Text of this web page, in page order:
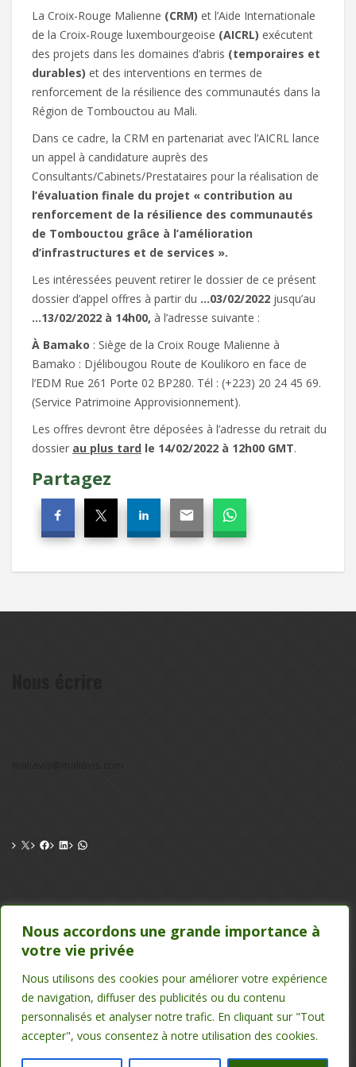
Nous accordons une grande importance à
votre vie privée
Nous utilisons des cookies pour améliorer votre expérience
de navigation, diffuser des publicités ou du contenu
personnalisés et analyser notre trafic. En cliquant sur "Tout
accepter", vous consentez à notre utilisation des cookies.
La Croix-Rouge Malienne (CRM) et l’Aide Internationale
de la Croix-Rouge luxembourgeoise (AICRL) exécutent
des projets dans les domaines d’abris (temporaires et
durables) et des interventions en termes de
renforcement de la résilience des communautés dans la
Région de Tombouctou au Mali.
Dans ce cadre, la CRM en partenariat avec l’AICRL lance
un appel à candidature auprès des
Consultants/Cabinets/Prestataires pour la réalisation de
l’évaluation finale du projet « contribution au
renforcement de la résilience des communautés
de Tombouctou grâce à l’amélioration
d’infrastructures et de services ».
Les intéressées peuvent retirer le dossier de ce présent
dossier d’appel offres à partir du …03/02/2022 jusqu’au
…13/02/2022 à 14h00, à l’adresse suivante :
À Bamako : Siège de la Croix Rouge Malienne à
Bamako : Djélibougou Route de Koulikoro en face de
l’EDM Rue 261 Porte 02 BP280. Tél : (+223) 20 24 45 69.
(Service Patrimoine Approvisionnement).
Les offres devront être déposées à l’adresse du retrait du
dossier au plus tard le 14/02/2022 à 12h00 GMT.
Partagez
CONTACT
TEL : 20 22 39 24 , 75 50 00 26